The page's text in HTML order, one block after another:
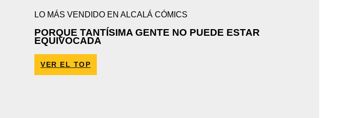
LO MÁS VENDIDO EN ALCALÁ CÓMICS
PORQUE TANTÍSIMA GENTE NO PUEDE ESTAR
EQUIVOCADA
VER EL TOP